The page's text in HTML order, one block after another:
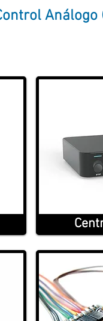
Análogo